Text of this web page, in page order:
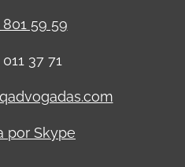
59 59
37 71
por Skype